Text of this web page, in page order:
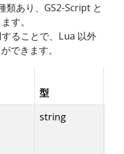
類あり、GS2-Script と
す。
ることで、Lua 以外
できます。
型
string